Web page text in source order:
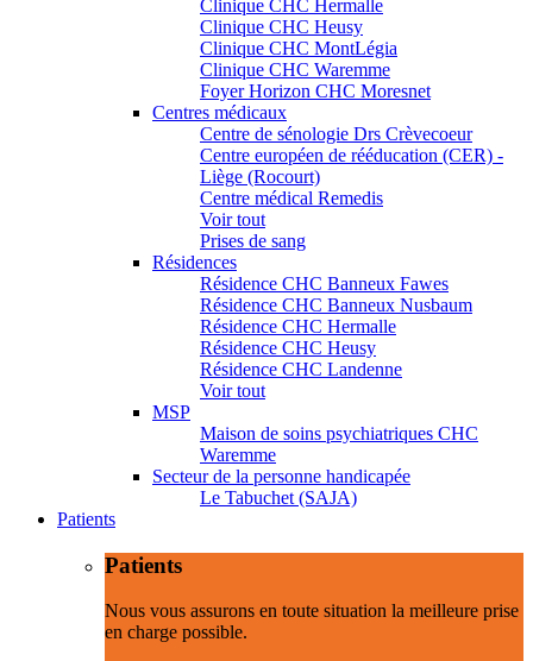
Clinique CHC Hermalle
Clinique CHC Heusy
Clinique CHC MontLégia
Clinique CHC Waremme
Foyer Horizon CHC Moresnet
Centres médicaux
Centre de sénologie Drs Crèvecoeur
Centre européen de rééducation (CER) -
Liège (Rocourt)
Centre médical Remedis
Voir tout
Prises de sang
Résidences
Résidence CHC Banneux Fawes
Résidence CHC Banneux Nusbaum
Résidence CHC Hermalle
Résidence CHC Heusy
Résidence CHC Landenne
Voir tout
MSP
Maison de soins psychiatriques CHC
Waremme
Secteur de la personne handicapée
Le Tabuchet (SAJA)
Patients
Patients
Nous vous assurons en toute situation la meilleure prise
en charge possible.